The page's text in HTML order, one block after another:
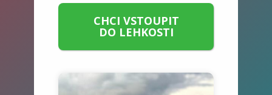
CHCI VSTOUPIT
DO LEHKOSTI